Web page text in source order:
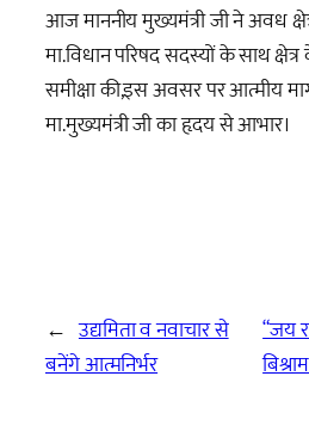
आज माननीय मुख्यमंत्री जी ने अवध
मा.विधान परिषद सदस्यों के साथ
समीक्षा की,इस अवसर पर आत्मीय
मा.मुख्यमंत्री जी का हृदय से आभार।
← उद्यमिता व नवाचार से
बनेंगे आत्मनिर्भर
“जय